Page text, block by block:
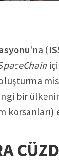
'na (
bir